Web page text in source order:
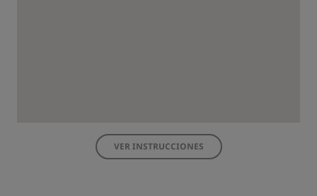
VER INSTRUCCIONES